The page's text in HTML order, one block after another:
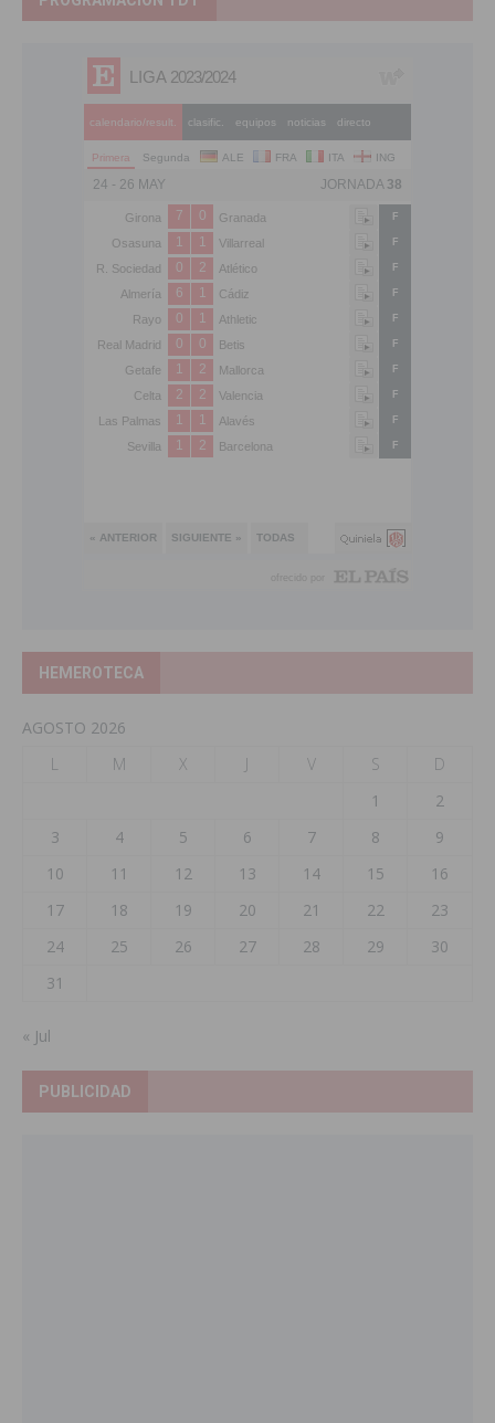
HEMEROTECA
AGOSTO 2026
L
M X J V S
D
1
2
3
4 5 6 7 8
9
10
11 12 13 14 15
16
17
18 19 20 21 22
23
24
25 26 27 28 29
30
31
« Jul
PUBLICIDAD